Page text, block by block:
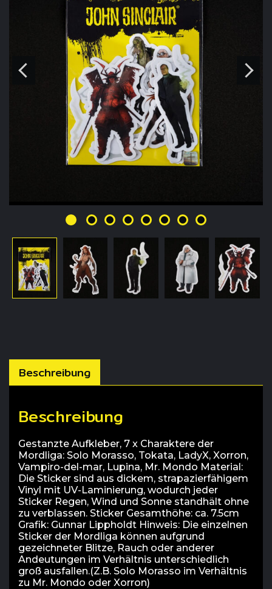
Beschreibung
Beschreibung
Gestanzte Aufkleber, 7 x Charaktere der
Mordliga: Solo Morasso, Tokata, LadyX, Xorron,
Vampiro-del-mar, Lupina, Mr. Mondo Material:
Die Sticker sind aus dickem, strapazierfähigem
Vinyl mit UV-Laminierung, wodurch jeder
Sticker Regen, Wind und Sonne standhält ohne
zu verblassen. Sticker Gesamthöhe: ca. 7.5cm
Grafik: Gunnar Lippholdt Hinweis: Die einzelnen
Sticker der Mordliga können aufgrund
gezeichneter Blitze, Rauch oder anderer
Andeutungen im Verhältnis unterschiedlich
groß ausfallen.(Z.B. Solo Morasso im Verhältnis
zu Mr. Mondo oder Xorron)